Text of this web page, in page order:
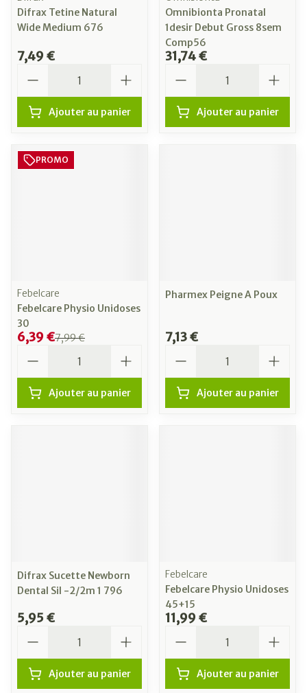
Difrax Tetine Natural
Wide Medium 676
7,49 €
Ajouter au panier
Omnibionta Pronatal
1desir Debut Gross 8sem
Comp56
31,74 €
Ajouter au panier
PROMO
Febelcare
Febelcare Physio Unidoses
30
7,99 €
6,39 €
Ajouter au panier
Pharmex Peigne A Poux
7,13 €
Ajouter au panier
Difrax Sucette Newborn
Dental Sil -2/2m 1 796
5,95 €
Ajouter au panier
Febelcare
Febelcare Physio Unidoses
45+15
11,99 €
Ajouter au panier